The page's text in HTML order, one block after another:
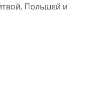
Польшей и